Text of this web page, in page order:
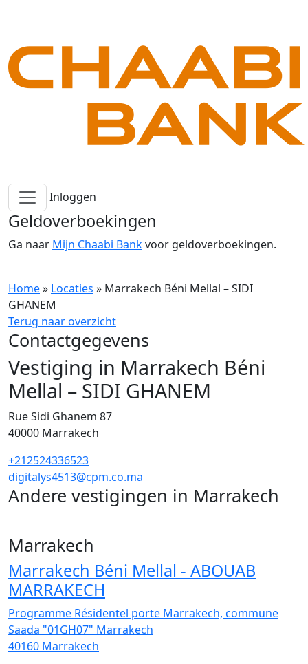
Inloggen
Geldoverboekingen
Ga naar Mijn Chaabi Bankvoor geldoverboekingen.
Home» Locaties » Marrakech Béni Mellal – SIDI
GHANEM
Terug naar overzicht
Contactgegevens
Vestiging in Marrakech Béni
Mellal – SIDI GHANEM
Rue Sidi Ghanem 87
40000 Marrakech
+212524336523
digitalys4513@cpm.co.ma
Andere vestigingen in Marrakech
Marrakech
Marrakech Béni Mellal - ABOUAB
MARRAKECH
Programme Résidentel porte Marrakech, commune
Saada "01GH07" Marrakech
40160 Marrakech